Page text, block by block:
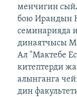
менчигин
бою Ирандын
семинарияда
динаятчысы
Ал "Мактебе
китептерди
алынганга
дин